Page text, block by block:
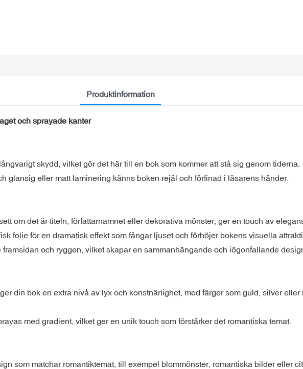
Produktinformation
och sprayade kanter
skydd, vilket gör det här till en bok som kommer att stå sig genom tiderna.
glansig eller matt laminering känns boken rejäl och förfinad i läsarens händer.
om det är titeln, författarnamnet eller dekorativa mönster, ger en touch av
folie för en dramatisk effekt som fångar ljuset och förhöjer bokens visuella
och ryggen, vilket skapar en sammanhängande och iögonfallande
din bok en extra nivå av lyx och konstnärlighet, med färger som guld, silver
med gradient, vilket ger en unik touch som förstärker det romantiska temat.
som matchar romantiktemat, till exempel blommönster, romantiska bilder eller